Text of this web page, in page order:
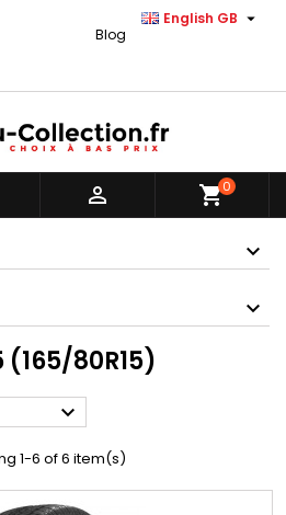
English GB 
Blog
 shopping_cart0
(165/80R15)

1-6 of 6 item(s)